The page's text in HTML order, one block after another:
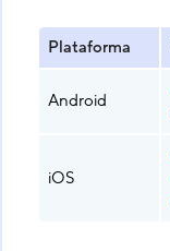
Plataforma
Android
iOS